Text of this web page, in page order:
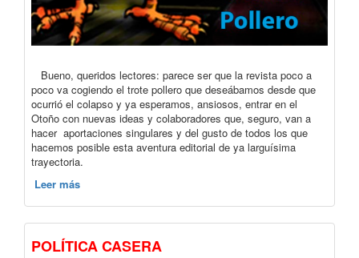
Bueno, queridos lectores: parece ser que la revista poco a
poco va cogiendo el trote pollero que deseábamos desde que
ocurrió el colapso y ya esperamos, ansiosos, entrar en el
Otoño con nuevas ideas y colaboradores que, seguro, van a
hacer aportaciones singulares y del gusto de todos los que
hacemos posible esta aventura editorial de ya larguísima
trayectoria.
Leer más
POLÍTICA CASERA